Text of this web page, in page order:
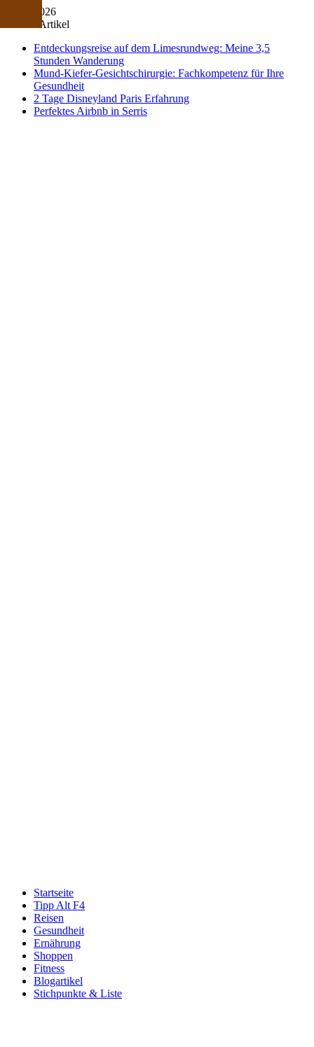
07/08/2026
Neuste Artikel
Entdeckungsreise auf dem Limesrundweg: Meine 3,5
Stunden Wanderung
Mund-Kiefer-Gesichtschirurgie: Fachkompetenz für Ihre
Gesundheit
2 Tage Disneyland Paris Erfahrung
Perfektes Airbnb in Serris
Startseite
Tipp Alt F4
Reisen
Gesundheit
Ernährung
Shoppen
Fitness
Blogartikel
Stichpunkte & Liste